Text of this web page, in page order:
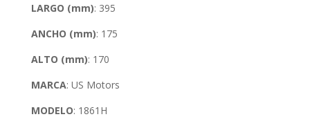
LARGO (mm): 395
ANCHO (mm): 175
ALTO (mm): 170
MARCA: US Motors
MODELO: 1861H